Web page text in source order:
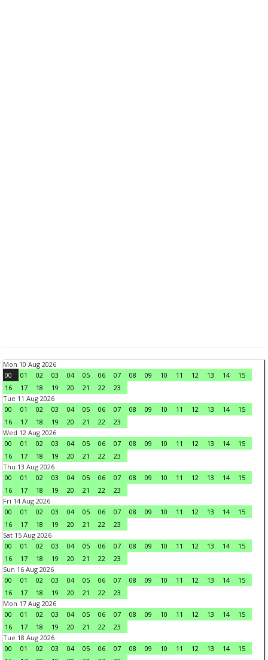
Mon 10 Aug 2026
00
01 02 03 04 05 06 07 08 09 10 11 12 13 14
15
16
17 18 19 20 21 22
23
Tue 11 Aug 2026
00
01 02 03 04 05 06 07 08 09 10 11 12 13 14
15
16
17 18 19 20 21 22
23
Wed 12 Aug 2026
00
01 02 03 04 05 06 07 08 09 10 11 12 13 14
15
16
17 18 19 20 21 22
23
Thu 13 Aug 2026
00
01 02 03 04 05 06 07 08 09 10 11 12 13 14
15
16
17 18 19 20 21 22
23
Fri 14 Aug 2026
00
01 02 03 04 05 06 07 08 09 10 11 12 13 14
15
16
17 18 19 20 21 22
23
Sat 15 Aug 2026
00
01 02 03 04 05 06 07 08 09 10 11 12 13 14
15
16
17 18 19 20 21 22
23
Sun 16 Aug 2026
00
01 02 03 04 05 06 07 08 09 10 11 12 13 14
15
16
17 18 19 20 21 22
23
Mon 17 Aug 2026
00
01 02 03 04 05 06 07 08 09 10 11 12 13 14
15
16
17 18 19 20 21 22
23
Tue 18 Aug 2026
00
01 02 03 04 05 06 07 08 09 10 11 12 13 14
15